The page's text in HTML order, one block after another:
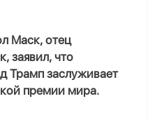
Маск, отец
заявил, что
Трамп заслуживает
премии мира.